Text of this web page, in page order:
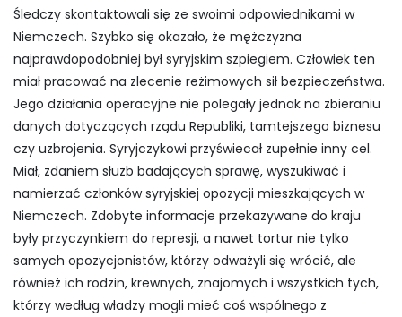
Śledczy skontaktowali się ze swoimi odpowiednikami w
Niemczech. Szybko się okazało, że mężczyzna
najprawdopodobniej był syryjskim szpiegiem. Człowiek ten
miał pracować na zlecenie reżimowych sił bezpieczeństwa.
Jego działania operacyjne nie polegały jednak na zbieraniu
danych dotyczących rządu Republiki, tamtejszego biznesu
czy uzbrojenia. Syryjczykowi przyświecał zupełnie inny cel.
Miał, zdaniem służb badających sprawę, wyszukiwać i
namierzać członków syryjskiej opozycji mieszkających w
Niemczech. Zdobyte informacje przekazywane do kraju
były przyczynkiem do represji, a nawet tortur nie tylko
samych opozycjonistów, którzy odważyli się wrócić, ale
również ich rodzin, krewnych, znajomych i wszystkich tych,
którzy według władzy mogli mieć coś wspólnego z